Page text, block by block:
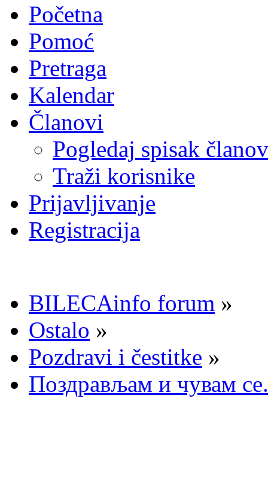
Početna
Pomoć
Pretraga
Kalendar
Članovi
Pogledaj spisak
Traži korisnike
Prijavljivanje
Registracija
BILECAinfo forum »
Ostalo »
Pozdravi i čestitke »
Поздрављам и чувам се.